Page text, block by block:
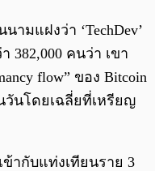
มแฝงว่า ‘TechDev’
382,000 คนว่า เขา
flow” ของ Bitcoin
วันโดยเฉลี่ยที่เหรียญ
ข้ากับแท่งเทียนราย 3